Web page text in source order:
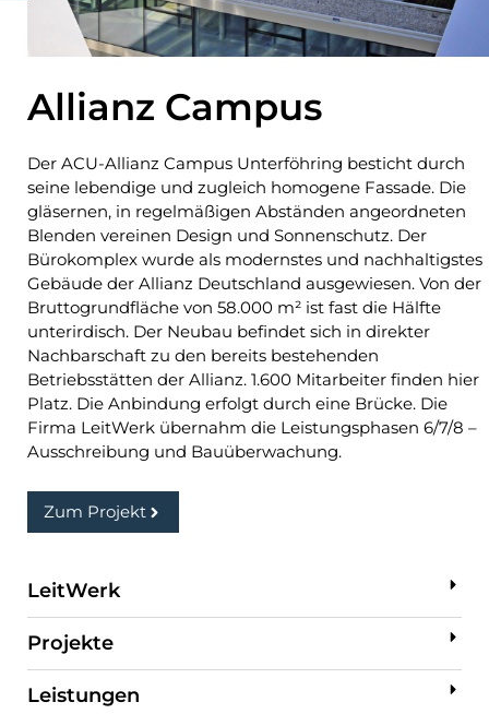
Allianz Campus
Der ACU-Allianz Campus Unterföhring besticht durch
seine lebendige und zugleich homogene Fassade. Die
gläsernen, in regelmäßigen Abständen angeordneten
Blenden vereinen Design und Sonnenschutz. Der
Bürokomplex wurde als modernstes und nachhaltigstes
Gebäude der Allianz Deutschland ausgewiesen. Von der
Bruttogrundfläche von 58.000 m² ist fast die Hälfte
unterirdisch. Der Neubau befindet sich in direkter
Nachbarschaft zu den bereits bestehenden
Betriebsstätten der Allianz. 1.600 Mitarbeiter finden hier
Platz. Die Anbindung erfolgt durch eine Brücke. Die
Firma LeitWerk übernahm die Leistungsphasen 6/7/8 –
Ausschreibung und Bauüberwachung.
Zum Projekt
LeitWerk
Projekte
Leistungen